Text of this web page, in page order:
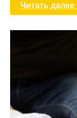
Читать